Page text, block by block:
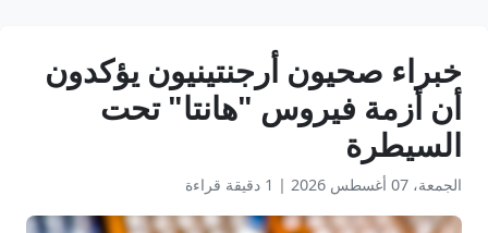
خبراء صحيون أرجنتينيون يؤكدون
أن أزمة فيروس "هانتا" تحت
السيطرة
الجمعة، 07 أغسطس 2026 | 1 دقيقة قراءة